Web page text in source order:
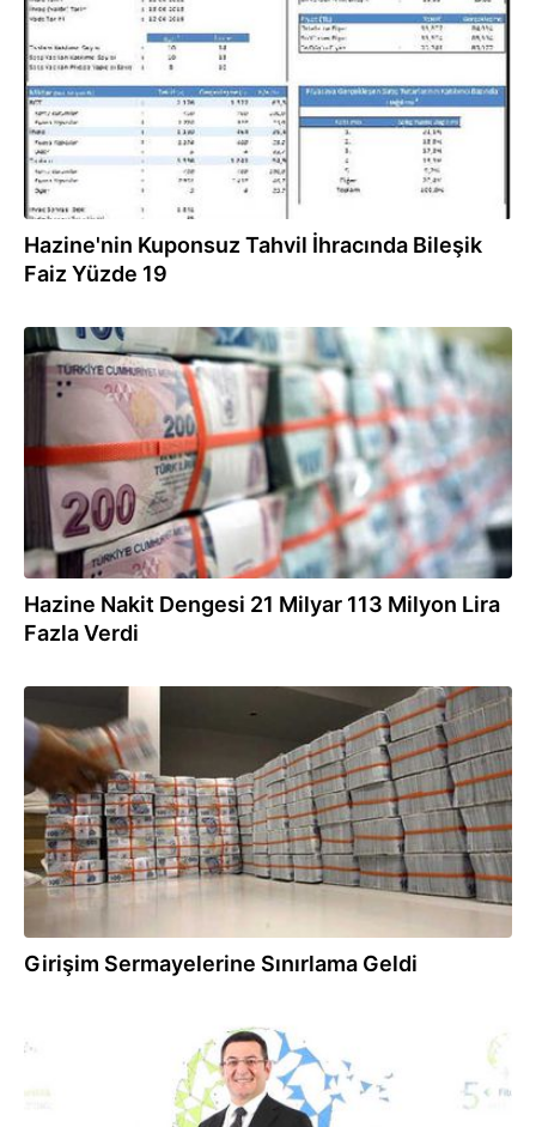
Hazine'nin Kuponsuz Tahvil İhracında Bileşik
Faiz Yüzde 19
07.06.2018
Hazine Nakit Dengesi 21 Milyar 113 Milyon Lira
Fazla Verdi
05.06.2018
Girişim Sermayelerine Sınırlama Geldi